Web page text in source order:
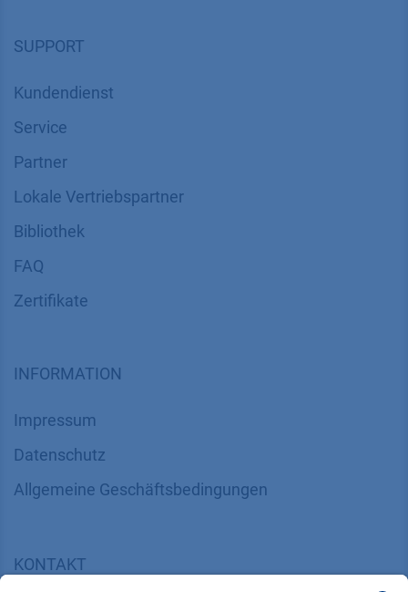
SUPPORT
Kundendienst
Service
Partner
Lokale Vertriebspartner
Bibliothek
FAQ
Zertifikate
INFORMATION
Impressum
Datenschutz
​​​​​​​​​​​​​​​​​Allgemeine Geschäftsbedingungen
KONTAKT